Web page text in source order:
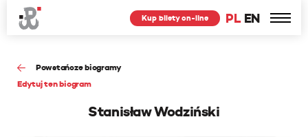
PL EN
Kup bilety on-line
Powstańcze biogramy
Edytuj ten biogram
Stanisław Wodziński